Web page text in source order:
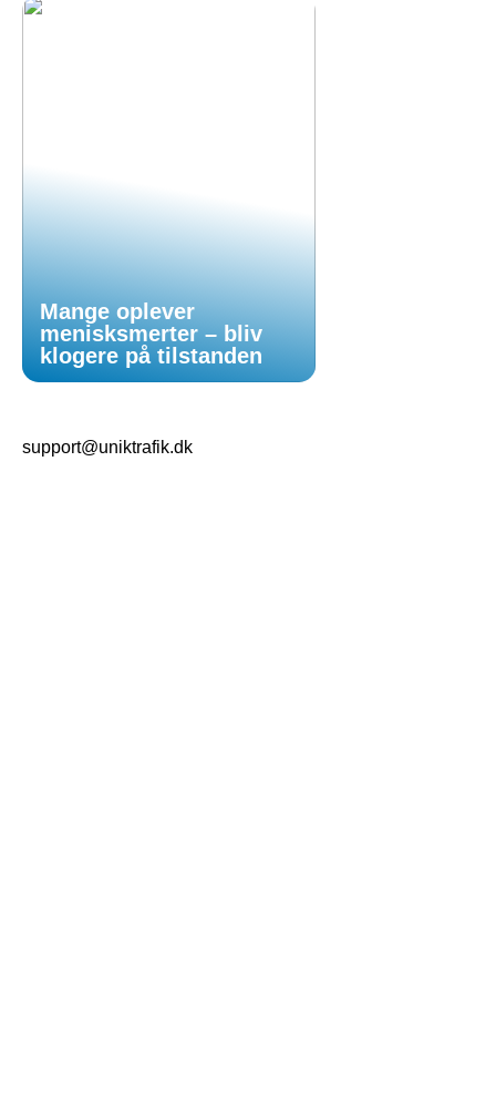
Mange oplever
menisksmerter – bliv
klogere på tilstanden
support@uniktrafik.dk